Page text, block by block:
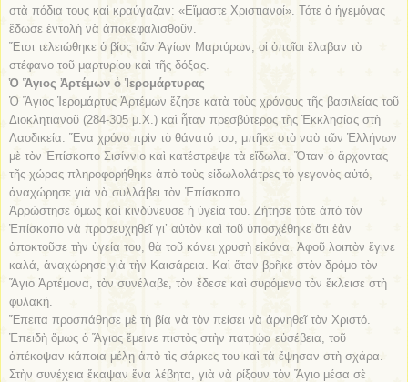
στὰ πόδια τους καὶ κραύγαζαν: «Εἴμαστε Χριστιανοί». Τότε ὁ ἡγεμόνας
ἔδωσε ἐντολὴ νὰ ἀποκεφαλισθοῦν.
Ἔτσι τελειώθηκε ὁ βίος τῶν Ἁγίων Μαρτύρων, οἱ ὁποῖοι ἔλαβαν τὸ
στέφανο τοῦ μαρτυρίου καὶ τῆς δόξας.
Ὁ Ἅγιος Ἀρτέμων ὁ Ἱερομάρτυρας
Ὁ Ἅγιος Ἱερομάρτυς Ἀρτέμων ἔζησε κατὰ τοὺς χρόνους τῆς βασιλείας τοῦ
Διοκλητιανοῦ (284-305 μ.Χ.) καὶ ἦταν πρεσβύτερος τῆς Ἐκκλησίας στὴ
Λαοδικεία. Ἕνα χρόνο πρὶν τὸ θάνατό του, μπῆκε στὸ ναὸ τῶν Ἑλλήνων
μὲ τὸν Ἐπίσκοπο Σισίννιο καὶ κατέστρεψε τὰ εἴδωλα. Ὅταν ὁ ἄρχοντας
τῆς χώρας πληροφορήθηκε ἀπὸ τοὺς εἰδωλολάτρες τὸ γεγονὸς αὐτό,
ἀναχώρησε γιὰ νὰ συλλάβει τὸν Ἐπίσκοπο.
Ἀρρώστησε ὅμως καὶ κινδύνευσε ἡ ὑγεία του. Ζήτησε τότε ἀπὸ τὸν
Ἐπίσκοπο νὰ προσευχηθεῖ γι’ αὐτὸν καὶ τοῦ ὑποσχέθηκε ὅτι ἐὰν
ἀποκτοῦσε τὴν ὑγεία του, θὰ τοῦ κάνει χρυσὴ εἰκόνα. Ἀφοῦ λοιπὸν ἔγινε
καλά, ἀναχώρησε γιὰ τὴν Καισάρεια. Καὶ ὅταν βρῆκε στὸν δρόμο τὸν
Ἅγιο Ἀρτέμονα, τὸν συνέλαβε, τὸν ἔδεσε καὶ συρόμενο τὸν ἔκλεισε στὴ
φυλακή.
Ἔπειτα προσπάθησε μὲ τὴ βία νὰ τὸν πείσει νὰ ἀρνηθεῖ τὸν Χριστό.
Ἐπειδὴ ὅμως ὁ Ἅγιος ἔμεινε πιστὸς στὴν πατρῴα εὐσέβεια, τοῦ
ἀπέκοψαν κάποια μέλῃ ἀπὸ τὶς σάρκες του καὶ τὰ ἕψησαν στὴ σχάρα.
Στὴν συνέχεια ἔκαψαν ἕνα λέβητα, γιὰ νὰ ρίξουν τὸν Ἅγιο μέσα σὲ